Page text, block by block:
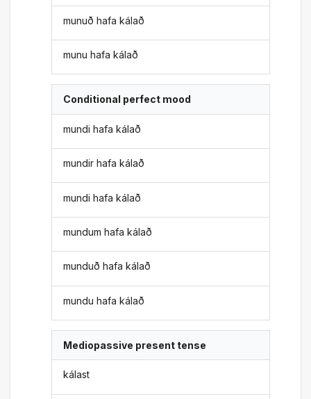
munuð hafa kálað
munu hafa kálað
Conditional perfect mood
mundi hafa kálað
mundir hafa kálað
mundi hafa kálað
mundum hafa kálað
munduð hafa kálað
mundu hafa kálað
Mediopassive present tense
kálast